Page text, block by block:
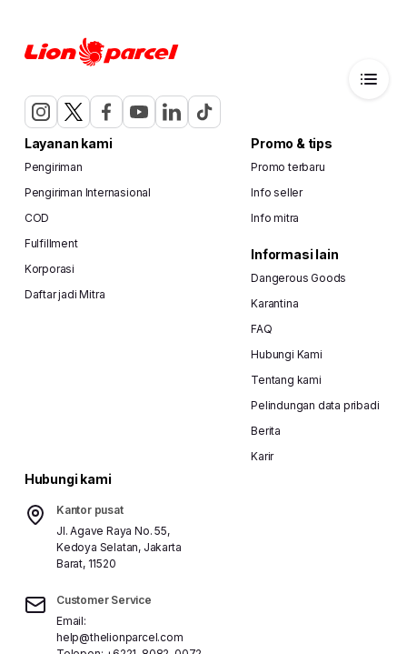
Layanan kami
Pengiriman
Pengiriman Internasional
COD
Fulfillment
Korporasi
Daftar jadi Mitra
Promo & tips
Promo terbaru
Info seller
Info mitra
Informasi lain
Dangerous Goods
Karantina
FAQ
Hubungi Kami
Tentang kami
Pelindungan data pribadi
Berita
Karir
Hubungi kami
Kantor pusat
Jl. Agave Raya No. 55,
Kedoya Selatan, Jakarta
Barat, 11520
Customer Service
Email:
help@thelionparcel.com